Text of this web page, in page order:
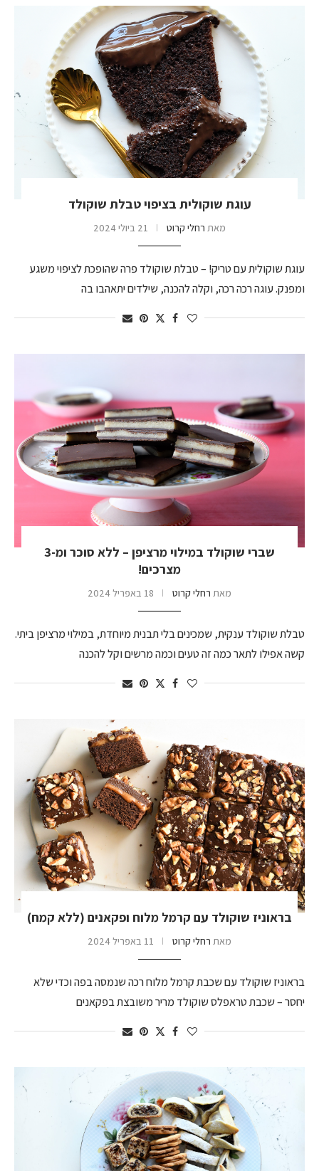
עוגת שוקולית בציפוי טבלת שוקולד
מאת רחלי קרוט 21 ביולי 2024
עוגת שוקולית עם טריק! – טבלת שוקולד פרה שהופכת לציפוי משגע
ומפנק. עוגה רכה רכה, וקלה להכנה, שילדים יתאהבו בה
שברי שוקולד במילוי מרציפן – ללא סוכר ומ-3
מצרכים!
מאת רחלי קרוט 18 באפריל 2024
טבלת שוקולד ענקית, שמכינים בלי תבנית מיוחדת, במילוי מרציפן ביתי.
קשה אפילו לתאר כמה זה טעים וכמה מרשים וקל להכנה
בראוניז שוקולד עם קרמל מלוח ופקאנים (ללא קמח)
מאת רחלי קרוט 11 באפריל 2024
בראוניז שוקולד עם שכבת קרמל מלוח רכה שנמסה בפה וכדי שלא
יחסר – שכבת טראפלס שוקולד מריר משובצת בפקאנים